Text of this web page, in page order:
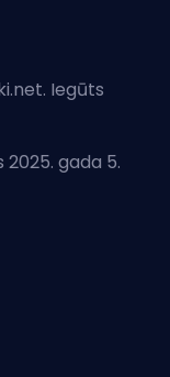
Iegūts
gada 5.